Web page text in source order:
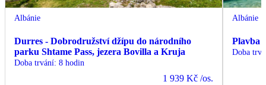
Albánie
Durres - Dobrodružství džípu do národního
parku Shtame Pass, jezera Bovilla a Kruja
Doba trvání: 8 hodin
1 939 Kč /os.
Albánie
Plavba
Doba